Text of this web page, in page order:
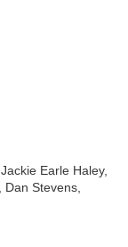
Jackie Earle Haley,
Dan Stevens,